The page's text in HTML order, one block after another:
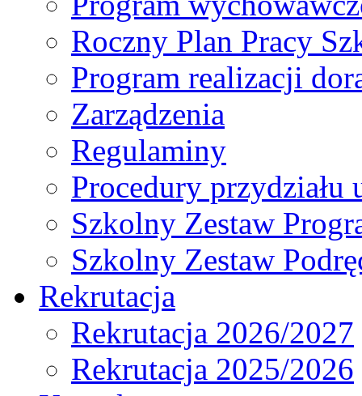
Roczny Plan Pracy
Program realizacji
Zarządzenia
Regulaminy
Procedury
Szkolny Zestaw
Szkolny Zestaw
Rekrutacja
Rekrutacja 2026/2027
Rekrutacja 2025/2026